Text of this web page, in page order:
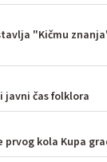
"Kičmu
javni čas folklora
prvog kola Kupa